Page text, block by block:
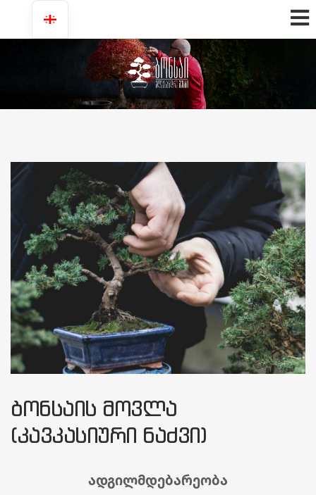
ᲑᲝᲜᲡᲐᲘᲡ ᲛᲝᲕᲚᲐ
(ᲙᲐᲕᲙᲐᲡᲘᲣᲠᲘ ᲜᲐᲫᲕᲘ)
ადგილმდებარეობა